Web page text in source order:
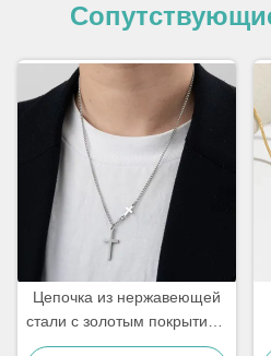
Цепочка из нержавеющей
стали с золотым покрытием
18 карат для мужчин с